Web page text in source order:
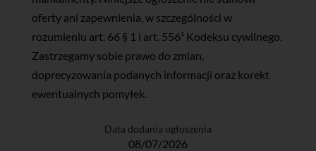
oferty ani zapewnienia, w szczególności w
rozumieniu art. 66 § 1 i art. 556¹ Kodeksu cywilnego.
Zastrzegamy sobie prawo do zmian,
doprecyzowania podanych informacji oraz korekt
ewentualnych pomyłek.
Data dodania ogłoszenia
08/07/2026